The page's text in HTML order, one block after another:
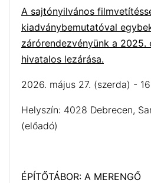
A sajtónyilvános
kiadványbemutatóval
zárórendezvényünk a 2025.
hivatalos lezárása.
2026. május 27. (szerda) -
Helyszín: 4028 Debrecen,
(előadó)
ÉPÍTŐTÁBOR: A MERENGŐ